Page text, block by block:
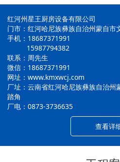
红河州星王厨房设备有限公司
门市：红河哈尼族彝族自治州蒙自
手机：18687371991
15987794382
联系：周先生
微信：18687371991
网址：www.kmxwcj.com
厂址：云南省红河哈尼族彝族自治州
踏角
厂电：0873-3736635
查看详